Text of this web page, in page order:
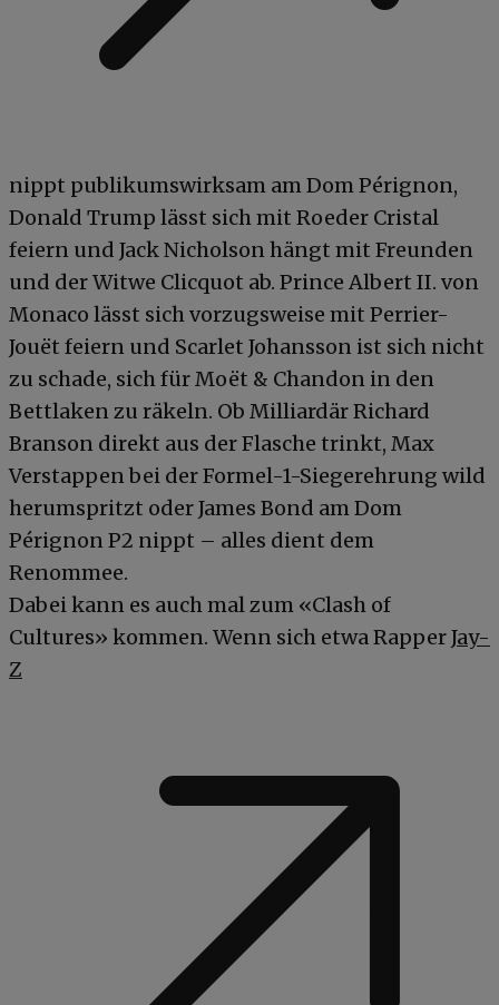
nippt publikumswirksam am Dom Pérignon,
Donald Trump lässt sich mit Roeder Cristal
feiern und Jack Nicholson hängt mit Freunden
und der Witwe Clicquot ab. Prince Albert II. von
Monaco lässt sich vorzugsweise mit Perrier-
Jouët feiern und Scarlet Johansson ist sich nicht
zu schade, sich für Moët & Chandon in den
Bettlaken zu räkeln. Ob Milliardär Richard
Branson direkt aus der Flasche trinkt, Max
Verstappen bei der Formel-1-Siegerehrung wild
herumspritzt oder James Bond am Dom
Pérignon P2 nippt – alles dient dem
Renommee.
Dabei kann es auch mal zum «Clash of
Cultures» kommen. Wenn sich etwa RapperJay-
Z